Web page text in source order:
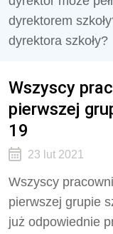
dyrektorem
dyrektora szkoły?
Wszyscy
pierwszej
19
23 lut 2021
Wszyscy
pierwszej grupie
już odpowiednie